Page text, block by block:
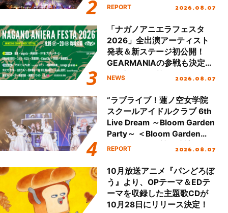
Party Stage／埼玉公演＞”
REPORT 2026.08.07
「ナガノアニエラフェスタ
2026」全出演アーティスト
発表＆新ステージ初公開！
GEARMANIAの参戦も決定
し、初となる第3ステージの
NEWS 2026.08.07
“ラブライブ！蓮ノ空女学院
スクールアイドルクラブ 6th
Live Dream ～Bloom Garden
Party～ ＜Bloom Garden
Party Stage／埼玉公演＞”
REPORT 2026.08.07
10月放送アニメ『パンどろぼ
う』より、OPテーマ＆EDテ
ーマを収録した主題歌CDが
10月28日にリリース決定！